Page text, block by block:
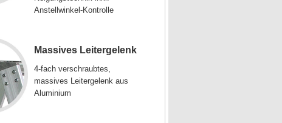
Anstellwinkel-Kontrolle
Massives Leitergelenk
4-fach verschraubtes,
massives Leitergelenk aus
Aluminium